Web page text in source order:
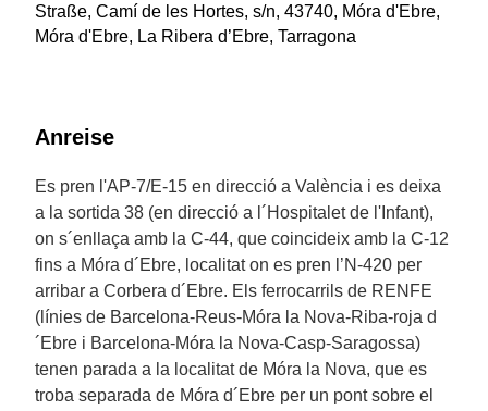
Straße, Camí de les Hortes, s/n, 43740, Móra d'Ebre,
Móra d'Ebre, La Ribera d’Ebre, Tarragona
Anreise
Es pren l'AP-7/E-15 en direcció a València i es deixa
a la sortida 38 (en direcció a l´Hospitalet de l'Infant),
on s´enllaça amb la C-44, que coincideix amb la C-12
fins a Móra d´Ebre, localitat on es pren l’N-420 per
arribar a Corbera d´Ebre. Els ferrocarrils de RENFE
(línies de Barcelona-Reus-Móra la Nova-Riba-roja d
´Ebre i Barcelona-Móra la Nova-Casp-Saragossa)
tenen parada a la localitat de Móra la Nova, que es
troba separada de Móra d´Ebre per un pont sobre el